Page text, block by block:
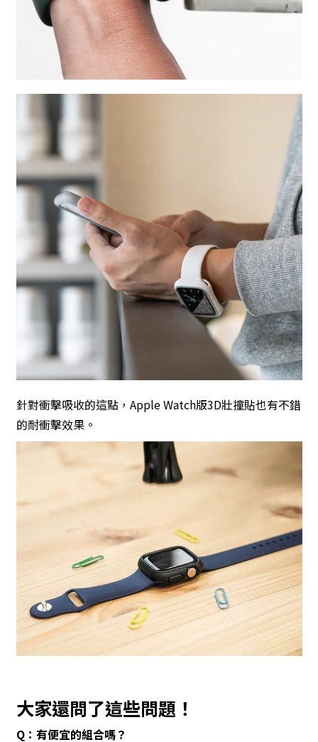
針對衝擊吸收的這點，Apple Watch版3D壯撞貼也有不錯
的耐衝擊效果。
大家還問了這些問題！
Q：有便宜的組合嗎？